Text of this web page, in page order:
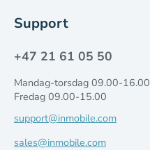
Support
+47 21 61 05 50
Mandag-torsdag 09.00-16.00
Fredag 09.00-15.00
support@inmobile.com
sales@inmobile.com